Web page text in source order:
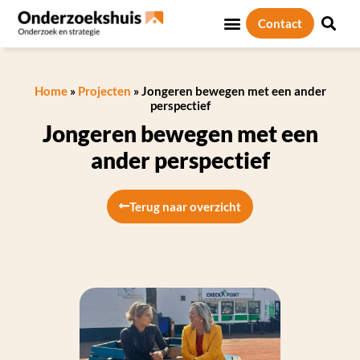
Contact
Home» Projecten »Jongeren bewegen met een ander
perspectief
Jongeren bewegen met een
ander perspectief
Terug naar overzicht